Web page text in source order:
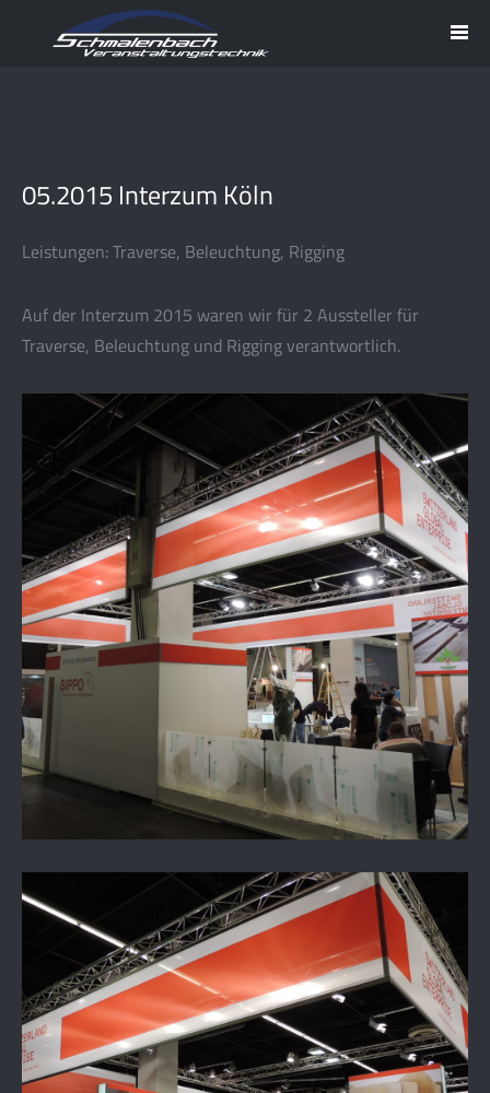
05.2015 Interzum Köln
Leistungen: Traverse, Beleuchtung, Rigging
Auf der Interzum 2015 waren wir für 2 Aussteller für
Traverse, Beleuchtung und Rigging verantwortlich.